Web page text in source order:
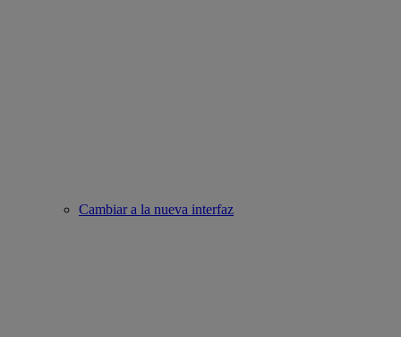
Cambiar a la nueva interfaz